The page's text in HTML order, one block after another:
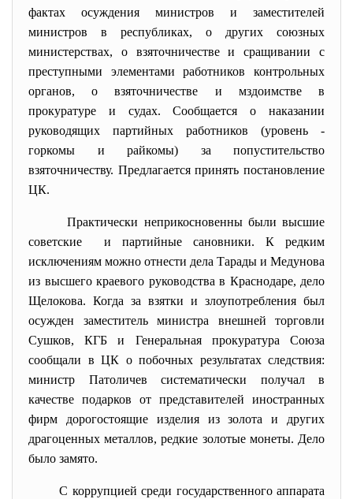
фактах осуждения министров и заместителей
министров в республиках, о других союзных
министерствах, о взяточничестве и сращивании с
преступными элементами работников контрольных
органов, о взяточничестве и мздоимстве в
прокуратуре и судах. Сообщается о наказании
руководящих партийных работников (уровень -
горкомы и райкомы) за попустительство
взяточничеству. Предлагается принять постановление
ЦК.
Практически неприкосновенны были высшие
советские и партийные сановники. К редким
исключениям можно отнести дела Тарады и Медунова
из высшего краевого руководства в Краснодаре, дело
Щелокова. Когда за взятки и злоупотребления был
осужден заместитель министра внешней торговли
Сушков, КГБ и Генеральная прокуратура Союза
сообщали в ЦК о побочных результатах следствия:
министр Патоличев систематически получал в
качестве подарков от представителей иностранных
фирм дорогостоящие изделия из золота и других
драгоценных металлов, редкие золотые монеты. Дело
было замято.
С коррупцией среди государственного аппарата